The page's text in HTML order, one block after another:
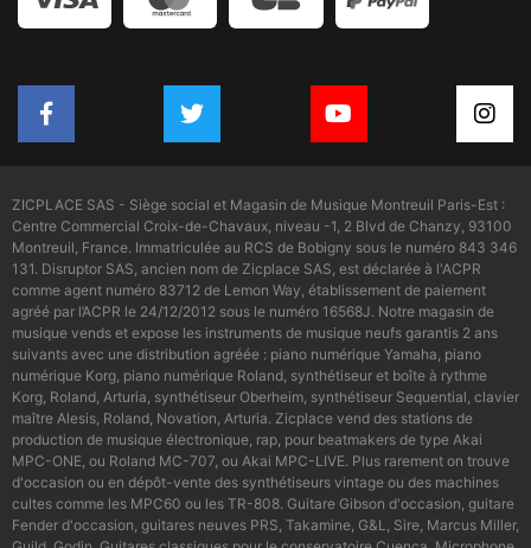
ZICPLACE SAS - Siège social et Magasin de Musique Montreuil Paris-Est :
Centre Commercial Croix-de-Chavaux, niveau -1, 2 Blvd de Chanzy, 93100
Montreuil, France. Immatriculée au RCS de Bobigny sous le numéro 843 346
131. Disruptor SAS, ancien nom de Zicplace SAS, est déclarée à l'ACPR
comme agent numéro 83712 de Lemon Way, établissement de paiement
agréé par l’ACPR le 24/12/2012 sous le numéro 16568J. Notre magasin de
musique vends et expose les instruments de musique neufs garantis 2 ans
suivants avec une distribution agréée : piano numérique Yamaha, piano
numérique Korg, piano numérique Roland, synthétiseur et boîte à rythme
Korg, Roland, Arturia, synthétiseur Oberheim, synthétiseur Sequential, clavier
maître Alesis, Roland, Novation, Arturia. Zicplace vend des stations de
production de musique électronique, rap, pour beatmakers de type Akai
MPC-ONE, ou Roland MC-707, ou Akai MPC-LIVE. Plus rarement on trouve
d'occasion ou en dépôt-vente des synthétiseurs vintage ou des machines
cultes comme les MPC60 ou les TR-808. Guitare Gibson d'occasion, guitare
Fender d'occasion, guitares neuves PRS, Takamine, G&L, Sire, Marcus Miller,